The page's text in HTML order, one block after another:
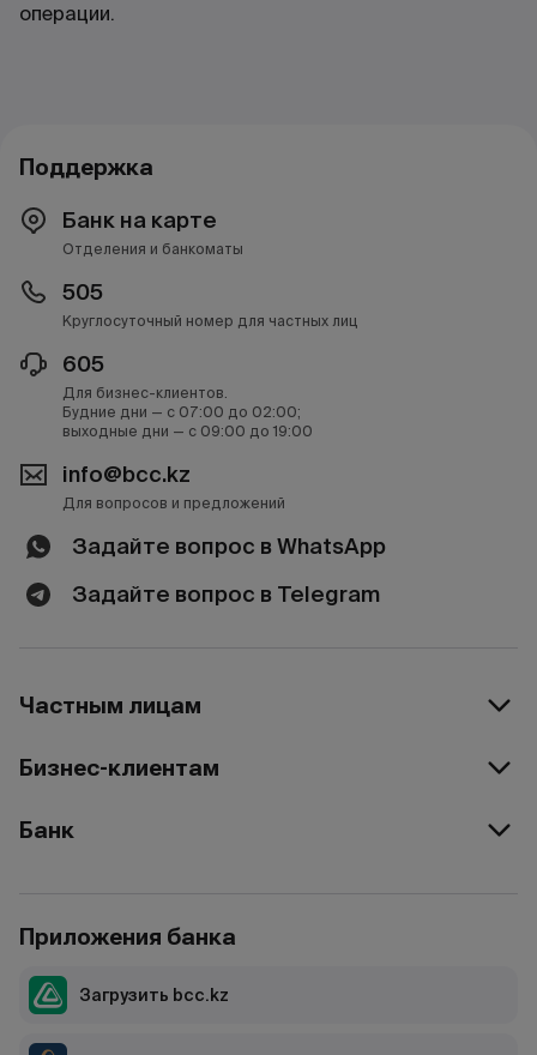
операции.
Поддержка
Банк на карте
Отделения и банкоматы
505
Круглосуточный номер для частных лиц
605
Для бизнес-клиентов.
Будние дни — с 07:00 до 02:00;
выходные дни — с 09:00 до 19:00
info@bcc.kz
Для вопросов и предложений
Задайте вопрос в WhatsApp
Задайте вопрос в Telegram
Частным лицам
Бизнес-клиентам
Банк
Приложения банка
Загрузить bcc.kz